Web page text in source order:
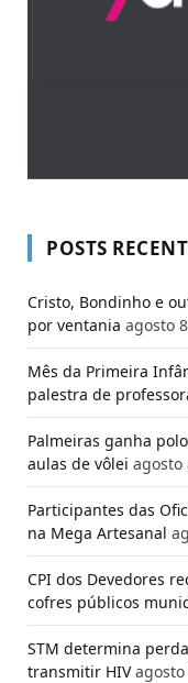
POSTS
Cristo, Bondinho e
por ventania agosto
Mês da Primeira
palestra de
Palmeiras ganha
aulas de vôlei agosto
Participantes das
na Mega Artesanal
CPI dos Devedores
cofres públicos
STM determina
transmitir HIV agosto